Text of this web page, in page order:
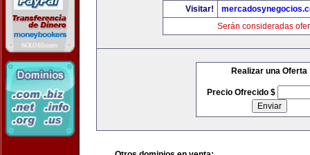
Visitar!
Serán consideradas
Realizar una Oferta
Precio Ofrecido $